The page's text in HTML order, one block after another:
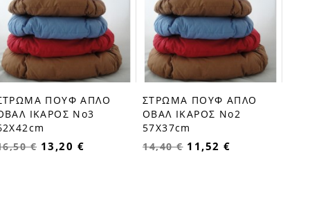
ΠΟΥΦ ΑΠΛΟ
ΙΚΑΡΟΣ Νο3
€ 13,20 €
ΣΤΡΩΜΑ ΠΟΥΦ ΑΠΛΟ
ΟΒΑΛ ΙΚΑΡΟΣ Νο2
57X37cm
14,40 € 11,52 €